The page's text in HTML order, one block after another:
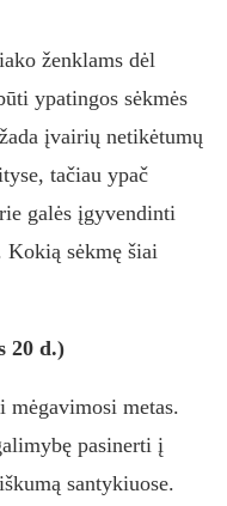
ženklams dėl
ypatingos sėkmės
įvairių netikėtumų
tačiau ypač
galės įgyvendinti
Kokią sėkmę šiai
20 d.)
mėgavimosi metas.
pasinerti į
santykiuose.